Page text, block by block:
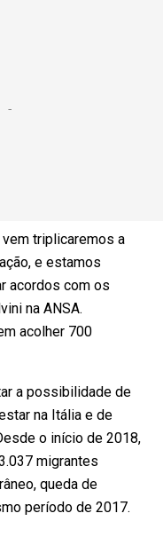
triplicaremos a
e estamos
acordos com os
na ANSA.
acolher 700
a possibilidade de
na Itália e de
o início de 2018,
migrantes
queda de
período de 2017.